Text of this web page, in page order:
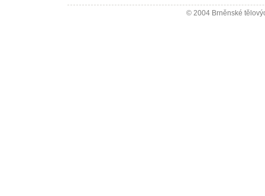
© 2004 Brněnské